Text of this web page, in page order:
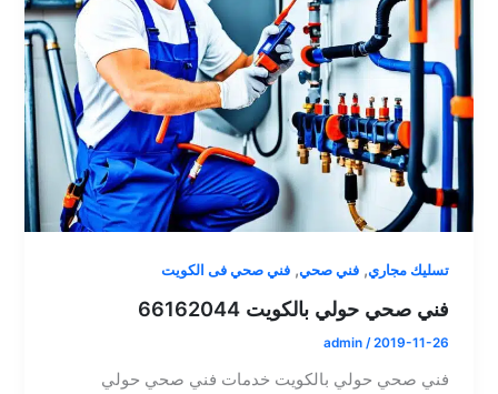
تسليك مجاري,فني صحي,فني صحي فى الكويت
فني صحي حولي بالكويت 66162044
admin /2019-11-26
فني صحي حولي بالكويت خدمات فني صحي حولي